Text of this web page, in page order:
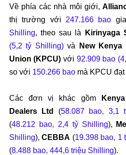
Về phía các nhà môi giới,
thị trường với 247.166 bao
Shilling, theo sau là Kirinyaga
(5,2 tỷ Shilling)và
New Kenya
Union (KPCU) với 92.909 bao
so với 150.266 baomà KPCU đạt
Cácđơn vị khác gồm
Dealers Ltd
(58.087 bao, 3,1
(48.212 bao, 2,4 tỷ Shilling),
Shilling),CEBBA (19.398 bao, 1
(8.488 bao, 444,6 triệu Shilling).